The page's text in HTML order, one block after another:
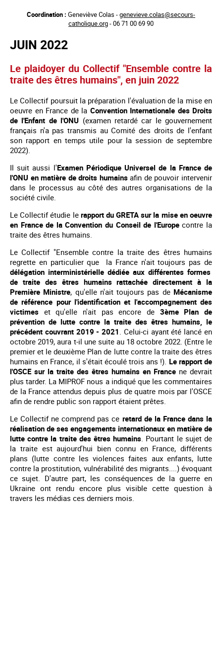
principal
Coordination : Geneviève Colas -genevieve.colas@secours-
catholique.org- 06 71 00 69 90
JUIN 2022
Le plaidoyer du Collectif "Ensemble contre la
traite des êtres humains", en juin 2022
Le Collectif poursuit la préparation l'évaluation de la mise en
oeuvre en France de la Convention Internationale des Droits
de l'Enfant de l'ONU (examen retardé car le gouvernement
français n'a pas transmis au Comité des droits de l'enfant
son rapport en temps utile pour la session de septembre
2022).
Il suit aussi l'Examen Périodique Universel de la France de
l'ONU en matière de droits humainsafin de pouvoir intervenir
dans le processus au côté des autres organisations de la
société civile.
Le Collectif étudie le rapport du GRETA sur la mise en oeuvre
en France de la Convention du Conseil de l'Europecontre la
traite des êtres humains.
Le Collectif "Ensemble contre la traite des êtres humains
regrette en particulier que la France n'ait toujours pas de
délégation interministérielle dédiée aux différentes formes
de traite des êtres humains rattachée directement à la
Première Ministre, qu'elle n'ait toujours pas de Mécanisme
de référence pour l'identification et l'accompagnement des
victimes et qu'elle n'ait pas encore de 3ème Plan de
prévention de lutte contre la traite des êtres humains, le
précédent couvrant 2019 - 2021 . Celui-ci ayant été lancé en
octobre 2019, aura t-il une suite au 18 octobre 2022. (Entre le
premier et le deuxième Plan de lutte contre la traite des êtres
humains en France, il s'était écoulé trois ans !). Le rapport de
l'OSCE sur la traite des êtres humains en France ne devrait
plus tarder. La MIPROF nous a indiqué que les commentaires
de la France attendus depuis plus de quatre mois par l'OSCE
afin de rendre public son rapport étaient prêtes.
Le Collectif ne comprend pas ce retard de la France dans la
réalisation de ses engagements internationaux en matière de
lutte contre la traite des êtres humains . Pourtant le sujet de
la traite est aujourd'hui bien connu en France, différents
plans (lutte contre les violences faites aux enfants, lutte
contre la prostitution, vulnérabilité des migrants....) évoquant
ce sujet. D'autre part, les conséquences de la guerre en
Ukraine ont rendu encore plus visible cette question à
travers les médias ces derniers mois.